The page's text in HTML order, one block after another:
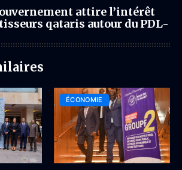
attire l’intérêt
qataris autour du PDL-
ÉCONOMIE